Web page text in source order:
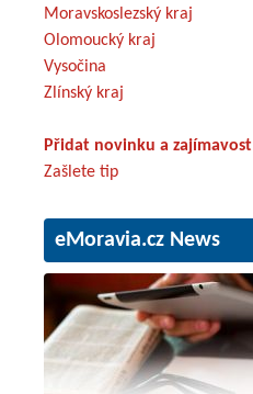
Moravskoslezský kraj
Olomoucký kraj
Vysočina
Zlínský kraj
Přidat novinku a zajímavost
Zašlete tip
eMoravia.cz News